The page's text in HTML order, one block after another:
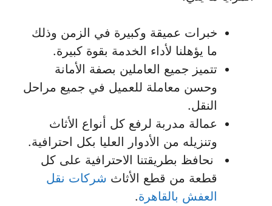
خبرات عميقة وكبيرة في الزمن وذلك
ما يؤهلنا لأداء الخدمة بقوة كبيرة.
تتميز جميع العاملين بصفة الأمانة
وحسن معاملة للعميل في جميع مراحل
النقل.
عمالة مدربة لرفع كل أنواع الأثاث
وتنزيله من الأدوار العليا بكل احترافية.
نحافظ بطريقتنا الاحترافية على كل
قطعة من قطع الأثاث شركات نقل
العفش بالقاهرة.